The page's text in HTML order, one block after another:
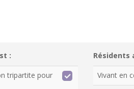
:
tripartite pour
Résidents
Vivant en